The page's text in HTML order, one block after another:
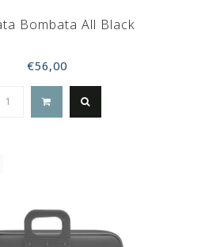
Bombata All Black
€56,00